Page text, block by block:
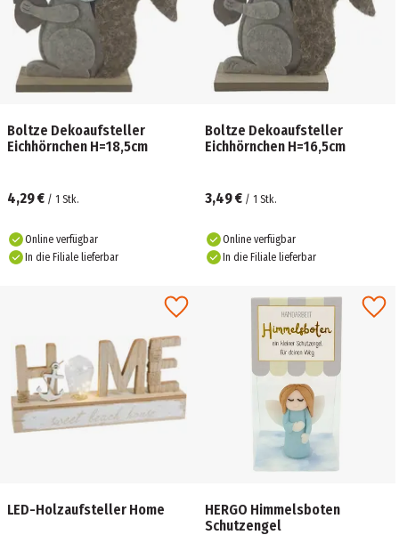
Boltze Dekoaufsteller
Eichhörnchen H=18,5cm
4,29 € / 1 Stk.
Online verfügbar
In die Filiale lieferbar
Boltze Dekoaufsteller
Eichhörnchen H=16,5cm
3,49 € / 1 Stk.
Online verfügbar
In die Filiale lieferbar
LED-Holzaufsteller Home
HERGO Himmelsboten
Schutzengel